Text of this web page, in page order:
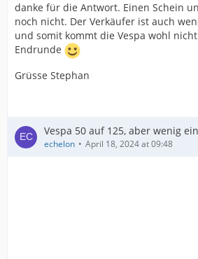
danke für die Antwort. Einen Schein
noch nicht. Der Verkäufer ist auch
und somit kommt die Vespa wohl
Endrunde
Grüsse Stephan
Vespa 50 auf 125, aber wenig
echelon April 18, 2024 at 09:48